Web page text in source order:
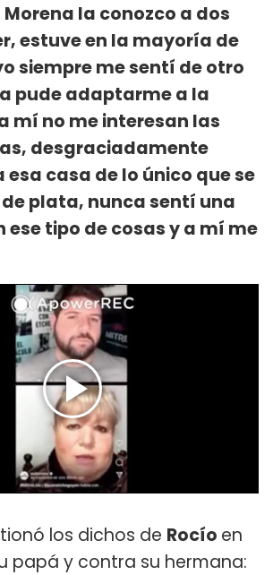
Morena la conozco a dos
estuve en la mayoría de
siempre me sentí de otro
pude adaptarme a la
mí no me interesan las
desgraciadamente
esa casa de lo único que se
plata, nunca sentí una
ese tipo de cosas y a mí me
los dichos de Rocío en
papá y contra su hermana: